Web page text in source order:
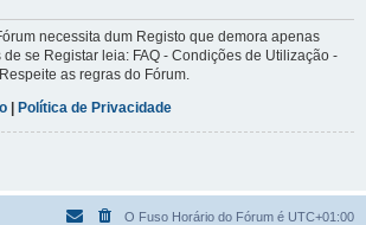
necessita dum Registo que demora apenas
se Registar leia: FAQ - Condições de Utilização -
as regras do Fórum.
| Política de Privacidade
O Fuso Horário do Fórum é UTC+01:00